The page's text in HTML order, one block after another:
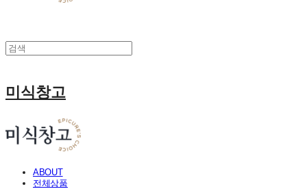
미식창고
ABOUT
전체상품